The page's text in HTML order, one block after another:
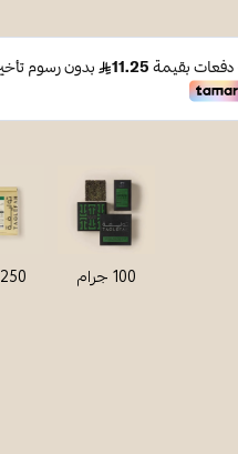
100 جرام 250 جرام